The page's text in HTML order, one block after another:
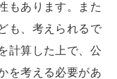
もあります。また
も、考えられるで
計算した上で、公
を考える必要があ